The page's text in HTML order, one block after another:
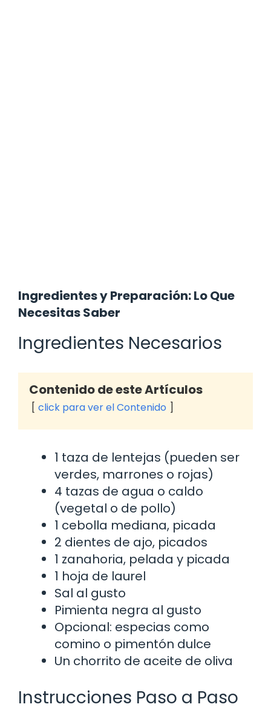
Ingredientes y Preparación: Lo Que
Necesitas Saber
Ingredientes Necesarios
Contenido de este Artículos
click para ver el Contenido
1 taza de lentejas (pueden ser
verdes, marrones o rojas)
4 tazas de agua o caldo
(vegetal o de pollo)
1 cebolla mediana, picada
2 dientes de ajo, picados
1 zanahoria, pelada y picada
1 hoja de laurel
Sal al gusto
Pimienta negra al gusto
Opcional: especias como
comino o pimentón dulce
Un chorrito de aceite de oliva
Instrucciones Paso a Paso